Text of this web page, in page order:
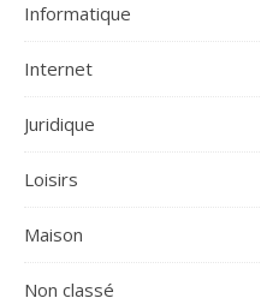
Informatique
Internet
Juridique
Loisirs
Maison
Non classé